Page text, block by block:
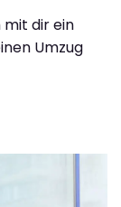
mit dir ein
Umzug